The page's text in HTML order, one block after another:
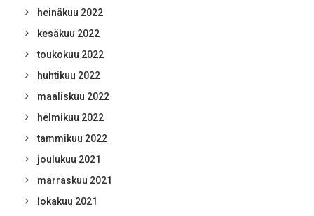
heinäkuu 2022
kesäkuu 2022
toukokuu 2022
huhtikuu 2022
maaliskuu 2022
helmikuu 2022
tammikuu 2022
joulukuu 2021
marraskuu 2021
lokakuu 2021